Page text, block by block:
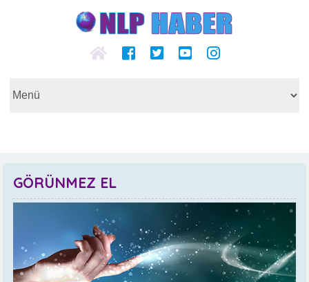
GÖRÜNMEZ EL